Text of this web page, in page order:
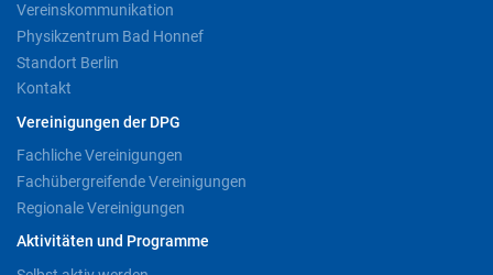
Vereinskommunikation
Physikzentrum Bad Honnef
Standort Berlin
Kontakt
Vereinigungen der DPG
Fachliche Vereinigungen
Fachübergreifende Vereinigungen
Regionale Vereinigungen
Aktivitäten und Programme